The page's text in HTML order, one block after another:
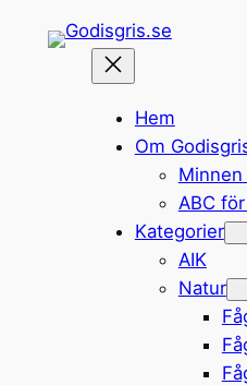
Hem
Om
ABC
Kategorier
AIK
Natur